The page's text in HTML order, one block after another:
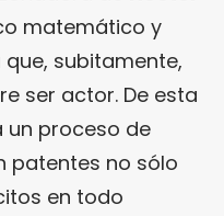
matemático y
subitamente,
ser actor. De esta
un proceso de
patentes no sólo
en todo